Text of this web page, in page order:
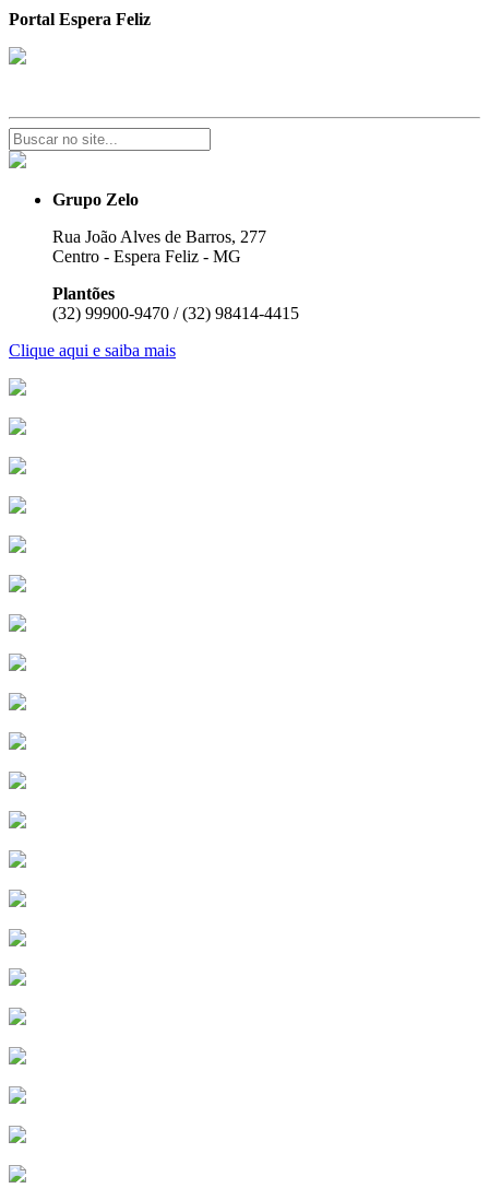
Portal Espera Feliz
Grupo Zelo
Rua João Alves de Barros, 277
Centro - Espera Feliz - MG
Plantões
(32) 99900-9470 / (32) 98414-4415
Clique aqui e saiba mais